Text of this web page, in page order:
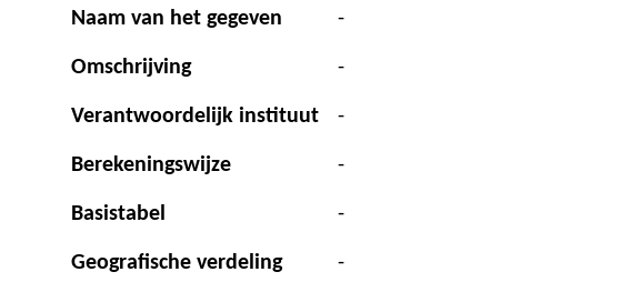
Naam van het gegeven -
Omschrijving -
Verantwoordelijk instituut -
Berekeningswijze -
Basistabel -
Geografische verdeling -